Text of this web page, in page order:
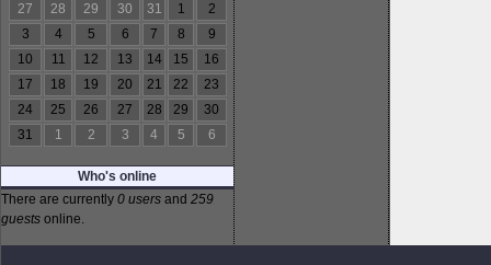
27 28 29 30 31 1
2
3
4 5 6 7 8
9
10
11 12 13 14 15
16
17
18 19 20 21 22
23
24
25 26 27 28 29
30
31
1 2 3 4 5 6
Who's online
There are currently 0 users and 259
guests online.